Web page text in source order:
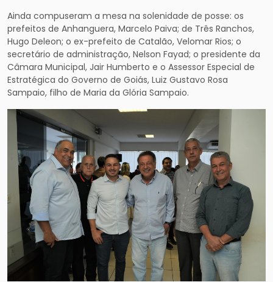
Ainda compuseram a mesa na solenidade de posse: os
prefeitos de Anhanguera, Marcelo Paiva; de Três Ranchos,
Hugo Deleon; o ex-prefeito de Catalão, Velomar Rios; o
secretário de administração, Nelson Fayad; o presidente da
Câmara Municipal, Jair Humberto e o Assessor Especial de
Estratégica do Governo de Goiás, Luiz Gustavo Rosa
Sampaio, filho de Maria da Glória Sampaio.